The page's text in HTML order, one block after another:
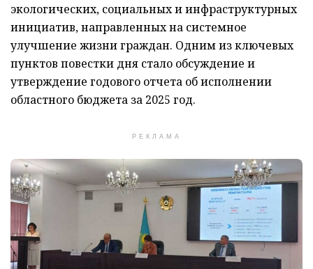
экологических, социальных и инфраструктурных
инициатив, направленных на системное
улучшение жизни граждан. Одним из ключевых
пунктов повестки дня стало обсуждение и
утверждение годового отчета об исполнении
областного бюджета за 2025 год.
РЕКЛАМА